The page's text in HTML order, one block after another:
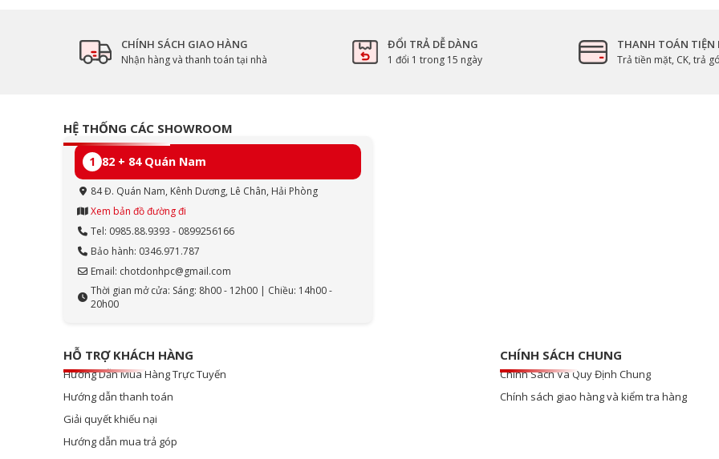
CHÍNH SÁCH GIAO HÀNG
Nhận hàng và thanh toán tại nhà
ĐỔI TRẢ DỄ DÀNG
1 đổi 1 trong 15 ngày
THANH TOÁN TIỆN
Trả tiền mặt, CK, trả
HỆ THỐNG CÁC SHOWROOM
1 82 + 84 Quán Nam
84 Đ. Quán Nam, Kênh Dương, Lê Chân, Hải Phòng
Xem bản đồ đường đi
Tel: 0985.88.9393 - 0899256166
Bảo hành: 0346.971.787
Email: chotdonhpc@gmail.com
Thời gian mở cửa: Sáng: 8h00 - 12h00 | Chiều: 14h00 -
20h00
HỖ TRỢ KHÁCH HÀNG
Hướng Dẫn Mua Hàng Trực Tuyến
Hướng dẫn thanh toán
Giải quyết khiếu nại
Hướng dẫn mua trả góp
CHÍNH SÁCH CHUNG
Chính Sách Và Quy Định Chung
Chính sách giao hàng và kiểm tra hàng